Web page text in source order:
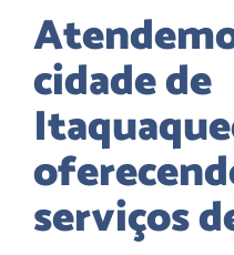
cidade de
serviços